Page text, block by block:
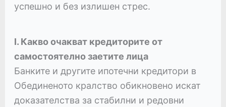
успешно и без излишен стрес.
I. Какво очакват кредиторите от
самостоятелно заетите лица
Банките и другите ипотечни кредитори в
Обединеното кралство обикновено искат
доказателства за стабилни и редовни